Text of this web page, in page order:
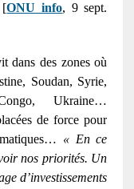
[ONU info, 9 sept.
dans des zones où
Soudan, Syrie,
Ukraine…
de force pour
« En ce
nos priorités. Un
d’investissements